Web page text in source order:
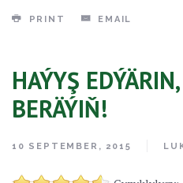
PRINT EMAIL
HAÝYŞ
BERÄÝIŇ!
10 SEPTEMBER, 2015